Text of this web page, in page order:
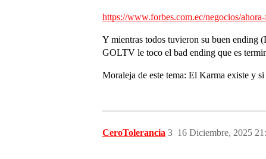
https://www.forbes.com.ec/negocios/
Y mientras todos tuvieron su buen ending
GOLTV le toco el bad ending que es
Moraleja de este tema: El Karma existe y
CeroTolerancia 16 Diciembre, 2025
3